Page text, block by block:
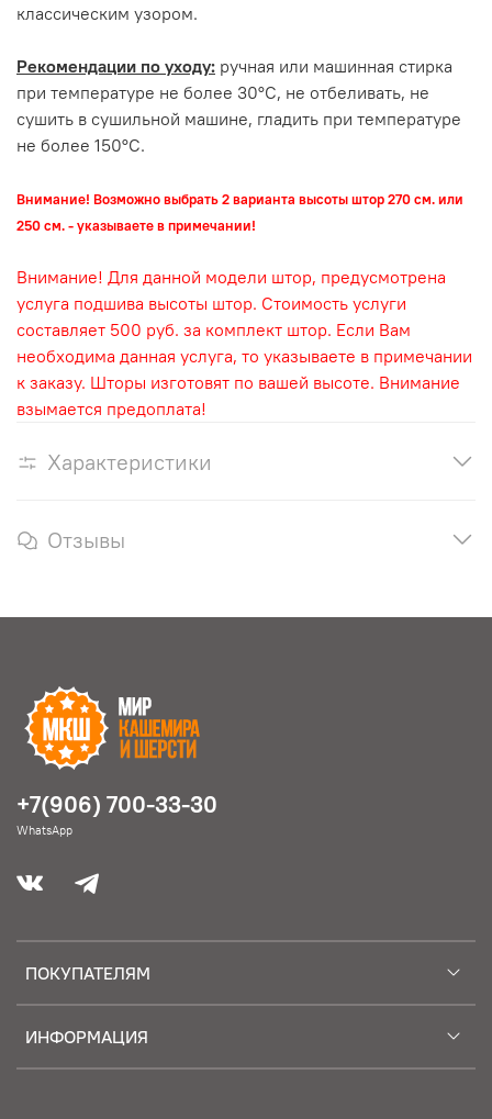
классическим узором.
Рекомендации по уходу: ручная или машинная стирка
при температуре не более 30°С, не отбеливать, не
сушить в сушильной машине, гладить при температуре
не более 150°С.
Внимание! Возможно выбрать 2 варианта высоты штор 270 см. или
250 см. - указываете в примечании!
Внимание! Для данной модели штор, предусмотрена
услуга подшива высоты штор. Стоимость услуги
составляет 500 руб. за комплект штор. Если Вам
необходима данная услуга, то указываете в примечании
к заказу. Шторы изготовят по вашей высоте. Внимание
взымается предоплата!
Характеристики
Отзывы
ПОКУПАТЕЛЯМ
ИНФОРМАЦИЯ
+7(906) 700-33-30
WhatsApp